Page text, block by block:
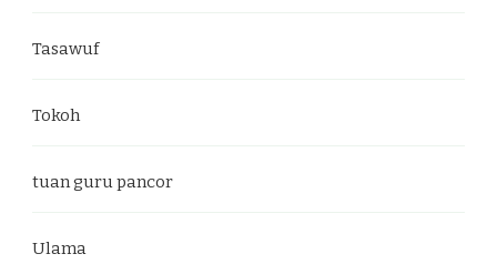
Tasawuf
Tokoh
tuan guru pancor
Ulama